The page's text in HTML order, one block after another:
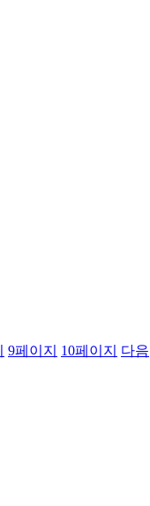
9페이지 10페이지 다음